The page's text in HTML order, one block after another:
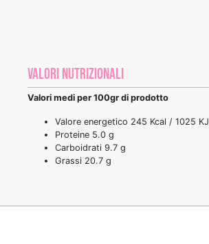
Valori nutrizionali
Valori medi per 100gr di prodotto
Valore energetico 245 Kcal / 1025 KJ
Proteine 5.0 g
Carboidrati 9.7 g
Grassi 20.7 g